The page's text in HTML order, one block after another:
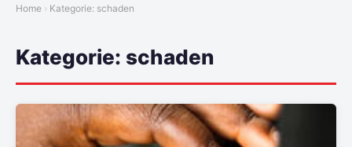
Home Kategorie: schaden
Kategorie: schaden